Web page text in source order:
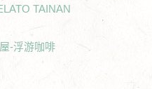
TAINAN
-浮游咖啡